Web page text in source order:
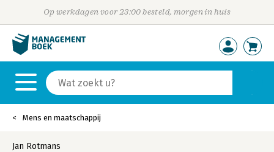
Op werkdagen voor 23:00 besteld, morgen in huis
Mens en maatschappij
Jan Rotmans